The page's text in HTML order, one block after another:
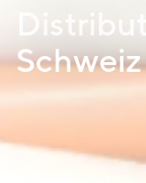
Schweiz